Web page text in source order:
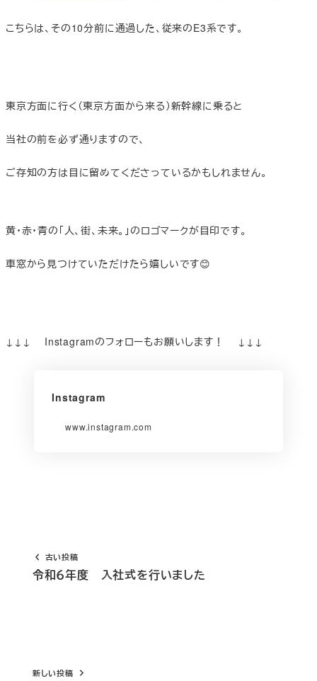
こちらは、その10分前に通過した、従来のE3系です。
東京方面に行く（東京方面から来る）新幹線に乗ると
当社の前を必ず通りますので、
ご存知の方は目に留めてくださっているかもしれません。
黄・赤・青の「人、街、未来。」のロゴマークが目印です。
車窓から見つけていただけたら嬉しいです😊
↓↓↓ Instagramのフォローもお願いします！ ↓↓↓
Instagram
www.instagram.com
古い投稿
令和６年度 入社式を行いました
新しい投稿